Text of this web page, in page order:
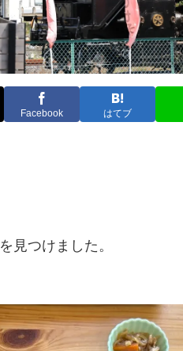
Facebook はてブ
見つけました。